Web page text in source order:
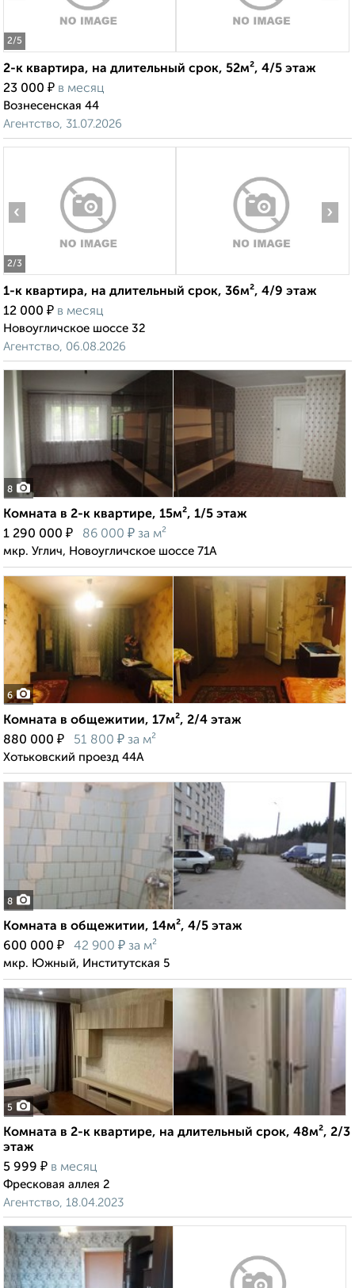
2/5
2-к квартира, на длительный срок, 52м², 4/5 этаж
23 000 ₽ в месяц
Вознесенская 44
Агентство, 31.07.2026
2/3
‹ ›
1-к квартира, на длительный срок, 36м², 4/9 этаж
12 000 ₽ в месяц
Новоугличское шоссе 32
Агентство, 06.08.2026
8
Комната в 2-к квартире, 15м², 1/5 этаж
1 290 000 ₽ 86 000 ₽ за м²
мкр. Углич, Новоугличское шоссе 71А
6
Комната в общежитии, 17м², 2/4 этаж
880 000 ₽ 51 800 ₽ за м²
Хотьковский проезд 44А
8
Комната в общежитии, 14м², 4/5 этаж
600 000 ₽ 42 900 ₽ за м²
мкр. Южный, Институтская 5
5
Комната в 2-к квартире, на длительный срок, 48м², 2/3
этаж
5 999 ₽ в месяц
Фресковая аллея 2
Агентство, 18.04.2023